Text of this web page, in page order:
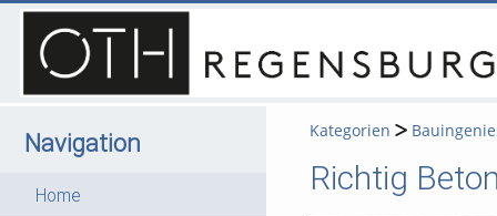
Navigation
Home
Kategorien
Richtig